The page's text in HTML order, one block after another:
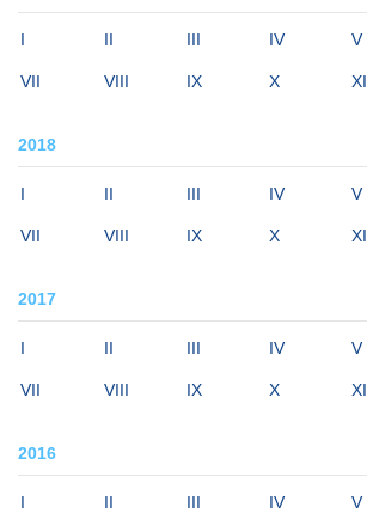
I II III IV V
VII VIII IX X XI
2018
I II III IV V
VII VIII IX X XI
2017
I II III IV V
VII VIII IX X XI
2016
I II III IV V